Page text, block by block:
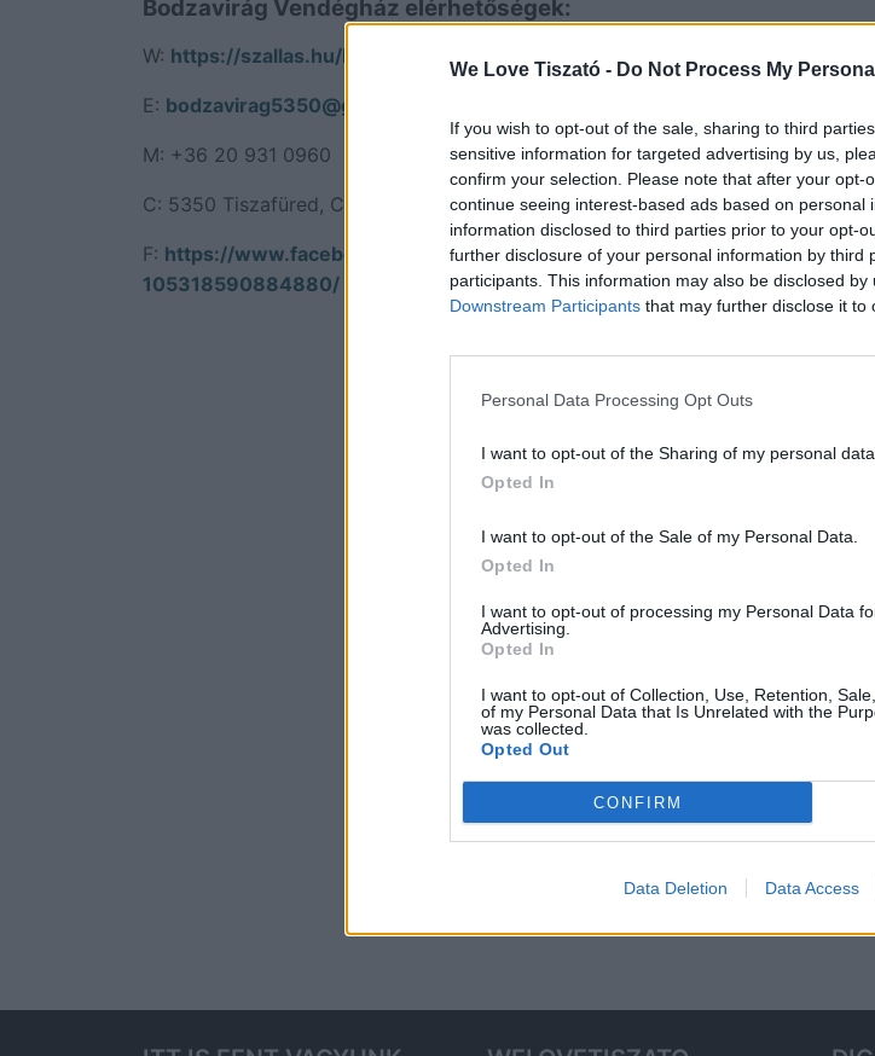
We Love Tiszató - Do Not Process My
If you wish to opt-out of the sale, sharing to third
sensitive information for targeted advertising by us,
confirm your selection. Please note that after your opt-
continue seeing interest-based ads based on personal
information disclosed to third parties prior to your opt-
further disclosure of your personal information by third
participants. This information may also be disclosed
Downstream Participants that may further disclose it to
Personal Data Processing Opt Outs
I want to opt-out of the Sharing of my personal data.
Opted In
I want to opt-out of the Sale of my Personal Data.
Opted In
I want to opt-out of processing my Personal Data
Advertising.
Opted In
I want to opt-out of Collection, Use, Retention,
of my Personal Data that Is Unrelated with the
was collected.
Opted Out
CONFIRM
Data Deletion Data Access
Bodzavirág Vendégház elérhetőségek:
W: https://szallas.hu/bodzavirag-vendeghaz-
E: bodzavirag5350@gmail.com
M: +36 20 931 0960
C: 5350 Tiszafüred, Csuka út 1.
F: https://www.facebook.com/Bodzavir%C3%A1g-
105318590884880/